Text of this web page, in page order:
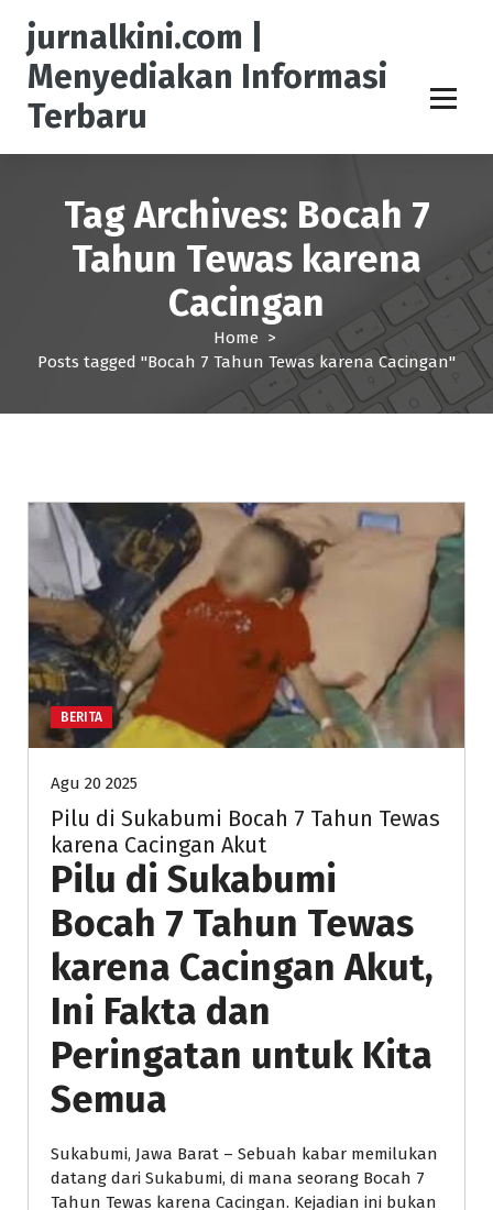
c
jurnalkini.com |
Menyediakan Informasi
Terbaru
Tag Archives: Bocah 7
Tahun Tewas karena
Cacingan
Home >
Posts tagged "Bocah 7 Tahun Tewas karena Cacingan"
BERITA
Agu 20 2025
Pilu di Sukabumi Bocah 7 Tahun Tewas
karena Cacingan Akut
Pilu di Sukabumi
Bocah 7 Tahun Tewas
karena Cacingan Akut,
Ini Fakta dan
Peringatan untuk Kita
Semua
Sukabumi, Jawa Barat – Sebuah kabar memilukan
datang dari Sukabumi, di mana seorang Bocah 7
Tahun Tewas karena Cacingan. Kejadian ini bukan